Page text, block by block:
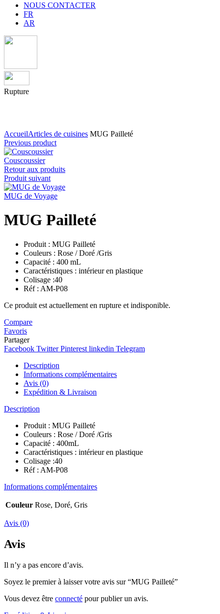
NOUS CONTACTER
FR
AR
Rupture
AccueilArticles de cuisines MUG Pailleté
Previous product
Couscoussier
Retour aux produits
Produit suivant
MUG de Voyage
MUG Pailleté
Produit : MUG Pailleté
Couleurs : Rose / Doré /Gris
Capacité : 400 mL
Caractéristiques : intérieur en plastique
Colisage :40
Réf : AM-P08
Ce produit est actuellement en rupture et indisponible.
Compare
Favoris
Partager
Facebook Twitter Pinterest linkedin Telegram
Description
Informations complémentaires
Avis (0)
Expédition & Livraison
Description
Produit : MUG Pailleté
Couleurs : Rose / Doré /Gris
Capacité : 400mL
Caractéristiques : intérieur en plastique
Colisage :40
Réf : AM-P08
Informations complémentaires
Couleur Rose, Doré, Gris
Avis (0)
Avis
Il n’y a pas encore d’avis.
Soyez le premier à laisser votre avis sur “MUG Pailleté”
Vous devez être connecté pour publier un avis.